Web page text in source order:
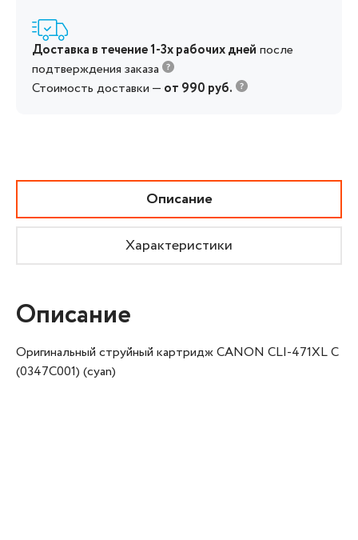
Доставка в течение 1-3х рабочих дней после
подтверждения заказа
Стоимость доставки — от 990 руб.
Описание
Характеристики
Описание
Оригинальный струйный картридж CANON CLI-471XL C
(0347C001) (cyan)